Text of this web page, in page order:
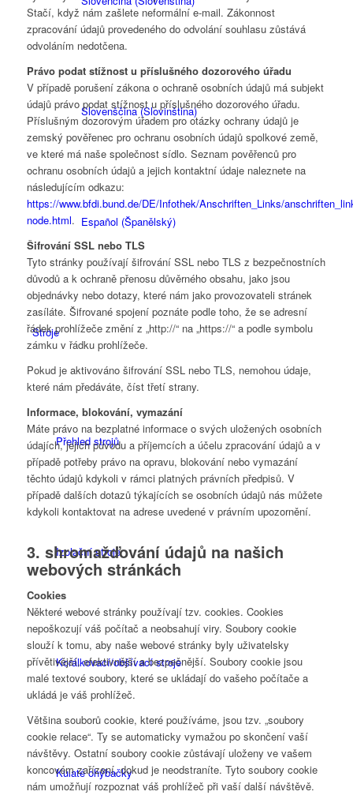
Slovenščina(Slovinština)
Español (Španělský)
Stroje
Přehled strojů
Izolační stroje
Korálkovací/obšívací stroje
Kulaté ohýbačky
Stačí, když nám zašlete neformální e-mail. Zákonnost
zpracování údajů provedeného do odvolání souhlasu zůstává
odvoláním nedotčena.
Právo podat stížnost u příslušného dozorového úřadu
V případě porušení zákona o ochraně osobních údajů má subjekt
údajů právo podat stížnost u příslušného dozorového úřadu.
Příslušným dozorovým úřadem pro otázky ochrany údajů je
zemský pověřenec pro ochranu osobních údajů spolkové země,
ve které má naše společnost sídlo. Seznam pověřenců pro
ochranu osobních údajů a jejich kontaktní údaje naleznete na
následujícím odkazu:
https://www.bfdi.bund.de/DE/Infothek/Anschriften_Links/
node.html.
Šifrování SSL nebo TLS
Tyto stránky používají šifrování SSL nebo TLS z bezpečnostních
důvodů a k ochraně přenosu důvěrného obsahu, jako jsou
objednávky nebo dotazy, které nám jako provozovateli stránek
zasíláte. Šifrované spojení poznáte podle toho, že se adresní
řádek prohlížeče změní z „http://“ na „https://“ a podle symbolu
zámku v řádku prohlížeče.
Pokud je aktivováno šifrování SSL nebo TLS, nemohou údaje,
které nám předáváte, číst třetí strany.
Informace, blokování, vymazání
Máte právo na bezplatné informace o svých uložených osobních
údajích, jejich původu a příjemcích a účelu zpracování údajů a v
případě potřeby právo na opravu, blokování nebo vymazání
těchto údajů kdykoli v rámci platných právních předpisů. V
případě dalších dotazů týkajících se osobních údajů nás můžete
kdykoli kontaktovat na adrese uvedené v právním upozornění.
3. shromažďování údajů na našich
webových stránkách
Cookies
Některé webové stránky používají tzv. cookies. Cookies
nepoškozují váš počítač a neobsahují viry. Soubory cookie
slouží k tomu, aby naše webové stránky byly uživatelsky
přívětivější, efektivnější a bezpečnější. Soubory cookie jsou
malé textové soubory, které se ukládají do vašeho počítače a
ukládá je váš prohlížeč.
Většina souborů cookie, které používáme, jsou tzv. „soubory
cookie relace“. Ty se automaticky vymažou po skončení vaší
návštěvy. Ostatní soubory cookie zůstávají uloženy ve vašem
koncovém zařízení, dokud je neodstraníte. Tyto soubory cookie
nám umožňují rozpoznat váš prohlížeč při vaší další návštěvě.